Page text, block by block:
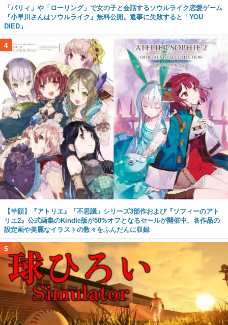
「パリィ」や「ローリング」で女の子と会話するソウルライク恋愛ゲーム
『小早川さんはソウルライク』無料公開。返事に失敗すると「YOU
DIED」
4
【半額】『アトリエ』「不思議」シリーズ3部作および『ソフィーのアト
リエ2』公式画集のKindle版が50%オフとなるセールが開催中。各作品の
設定画や美麗なイラストの数々をふんだんに収録
5